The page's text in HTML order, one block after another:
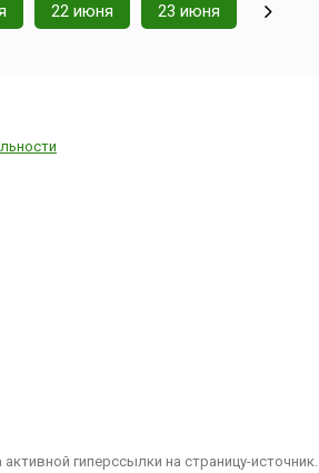
22 июня 23 июня
гиперссылки на страницу-источник.